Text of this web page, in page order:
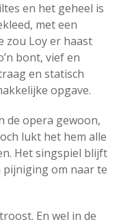
en het geheel is
met een
zou Loy er haast
bont, vief en
en statisch
opgave.
de opera gewoon,
lukt het hem alle
Het singspiel blijft
pijniging om naar te
En wel in de